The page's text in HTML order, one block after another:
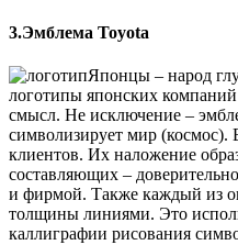
3.Эмблема Toyota
Японцы – народ
логотипы японских компаний
смысл. Не исключение –
символизирует мир
клиентов. Их наложение
составляющих –
и фирмой. Также каждый из
толщины линиями. Это
каллиграфии рисования